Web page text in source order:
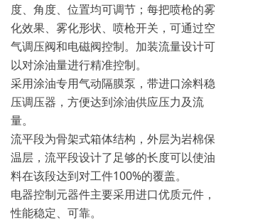
度、角度、位置均可调节；每把喷枪的雾
化效果、雾化形状、喷枪开关，可通过空
气调压阀和电磁阀控制。加装流量设计可
以对涂油量进行精准控制。
采用涂油专用气动隔膜泵，带进口涂料稳
压调压器，方便达到涂油供应压力及流
量。
流平段为骨架式箱体结构，外层为岩棉保
温层，流平段设计了足够的长度可以使油
料在该段达到对工件100%的覆盖。
电器控制元器件主要采用进口优质元件，
性能稳定、可靠。